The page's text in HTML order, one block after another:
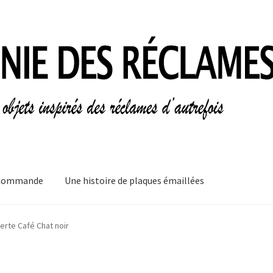
Une histoire de plaques émaillées
Informations légales
Café Chat noir